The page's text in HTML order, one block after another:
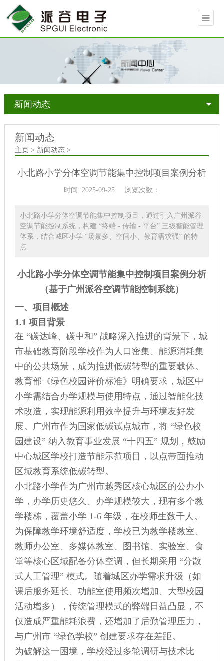
新闻动态
新闻动态
主页 > 新闻动态>
小北路小学分体空调节能集中控制项目案例分析
时间: 2025-09-25 浏览次数：
小北路小学分体空调节能集中控制项目，通过引入广州派谷
空调节能控制系统，构建 “终端 - 传输 - 平台” 三级智能管理
体系，结合城区小学 “场景多、空间小、教育需求强” 的特
点
小北路小学分体空调节能集中控制项目案例分析
（基于广州派谷空调节能控制系统）
一、项目概述
1.1 项目背景
在 “碳达峰、碳中和” 战略深入推进的背景下，城
市基础教育阶段学校作为人口密集、能源消耗集
中的公共场景，成为推进低碳转型的重要载体。
教育部《绿色校园评价标准》明确要求，城区中
小学需结合办学规模与使用特点，通过智能化技
术改造，实现能源利用效率提升与环境友好发
展。广州市作为国家低碳试点城市，将 “绿色校
园建设” 纳入教育事业发展 “十四五” 规划，鼓励
中心城区学校打造节能示范项目，以点带面推动
区域教育系统低碳转型。
小北路小学作为广州市越秀区核心城区的公办小
学，办学历史悠久、办学规模较大，现有多个教
学楼栋，覆盖小学 1-6 年级，在校师生数千人。
为保障教学环境舒适度，学校已为教学楼教室、
教师办公室、多媒体教室、图书馆、实验室、食
堂等核心区域配备分体空调，但长期采用 “分散
式人工管理” 模式。随着城区办学需求升级（如
课后服务延长、功能室使用频次增加、大型校园
活动增多），传统管理模式的弊端日益凸显，不
仅造成严重能耗浪费，还增加了后勤管理压力，
与广州市 “绿色学校” 创建要求存在差距。
为破解这一困境，学校经过多轮调研与技术比